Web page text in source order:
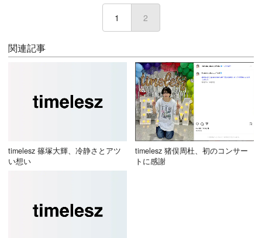
1 2
関連記事
timelesz 篠塚大輝、冷静さとアツ
い想い
timelesz 猪俣周杜、初のコンサー
トに感謝